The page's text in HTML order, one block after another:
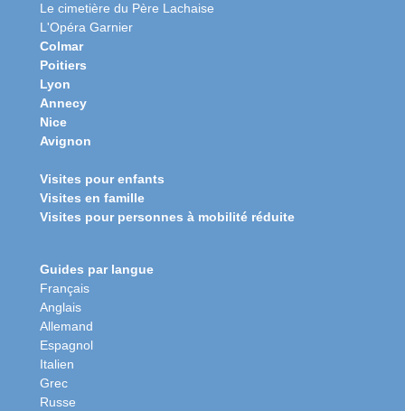
Le cimetière du Père Lachaise
L'Opéra Garnier
Colmar
Poitiers
Lyon
Annecy
Nice
Avignon
Visites pour enfants
Visites en famille
Visites pour personnes à mobilité réduite
Guides par langue
Français
Anglais
Allemand
Espagnol
Italien
Grec
Russe